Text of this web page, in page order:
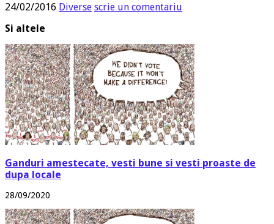
24/02/2016 Diverse scrie un comentariu
Si altele
Ganduri amestecate, vesti bune si vesti proaste de
dupa locale
28/09/2020